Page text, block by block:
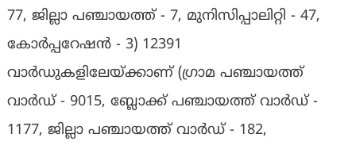
77, ജില്ലാ പഞ്ചായത്ത് - 7, മുനിസിപ്പാലിറ്റി - 47,
കോർപ്പറേഷൻ - 3) 12391
വാർഡുകളിലേയ്ക്കാണ് (ഗ്രാമ പഞ്ചായത്ത്
വാർഡ് - 9015, ബ്ലോക്ക് പഞ്ചായത്ത് വാർഡ് -
1177, ജില്ലാ പഞ്ചായത്ത് വാർഡ് - 182,